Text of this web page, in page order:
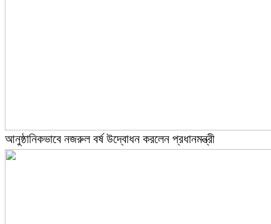
আনুষ্ঠানিকভাবে নজরুল বর্ষ উদ্বোধন করলেন প্রধানমন্ত্রী